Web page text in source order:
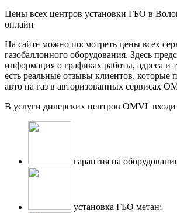
Цены всех центров установки ГБО в
онлайн
На сайте можно посмотреть цены всех
газобаллонного оборудования. Здесь
информация о графиках работы, адреса и
есть реальные отзывы клиентов, которые
авто на газ в авторизованных сервисах
В услуги дилерских центров OMVL
гарантия на
установка ГБО метан;